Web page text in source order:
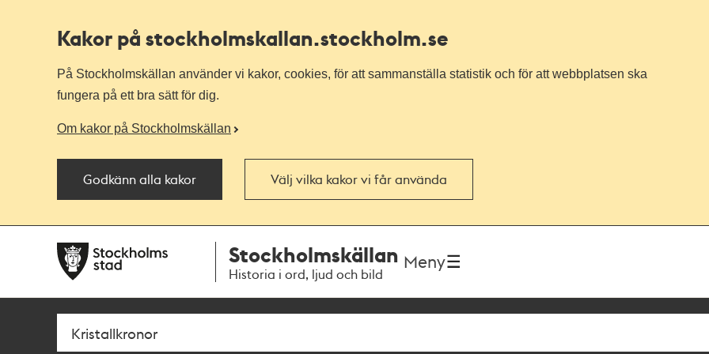
Kakor på stockholmskallan.stockholm.se
På Stockholmskällan använder vi kakor, cookies, för att sammanställa statistik och för att webbplatsen ska
fungera på ett bra sätt för dig.
Om kakor på Stockholmskällan
Godkänn alla kakor Välj vilka kakor vi får använda
navigationen
huvudinnehållet
Stockholmskällan
Historia i ord, ljud och bild
Meny
Sök